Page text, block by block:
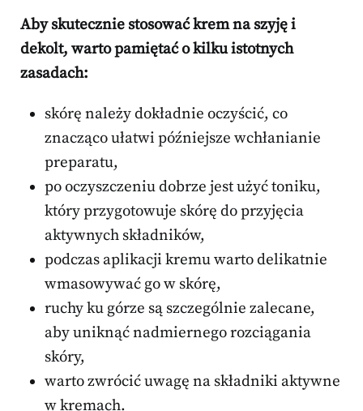
Aby skutecznie stosować krem na szyję i
dekolt, warto pamiętać o kilku istotnych
zasadach:
skórę należy dokładnie oczyścić, co
znacząco ułatwi późniejsze wchłanianie
preparatu,
po oczyszczeniu dobrze jest użyć toniku,
który przygotowuje skórę do przyjęcia
aktywnych składników,
podczas aplikacji kremu warto delikatnie
wmasowywać go w skórę,
ruchy ku górze są szczególnie zalecane,
aby uniknąć nadmiernego rozciągania
skóry,
warto zwrócić uwagę na składniki aktywne
w kremach.